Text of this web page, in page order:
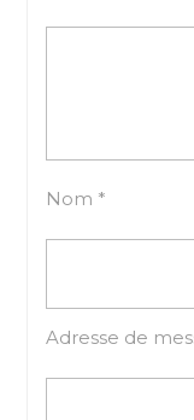
Nom *
Adresse de